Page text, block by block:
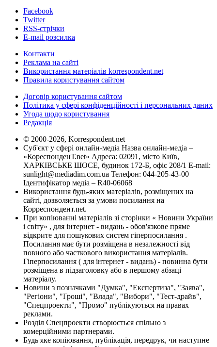
Facebook
Twitter
RSS-стрічки
E-mail розсилка
Контакти
Реклама на сайті
Використання матеріалів korrespondent.net
Правила користування сайтом
Договір користування сайтом
Політика у сфері конфіденційності і персональних даних
Угода щодо користування
Редакція
© 2000-2026, Korrespondent.net
Суб'єкт у сфері онлайн-медіа Назва онлайн-медіа –
«КореспонденТ.net» Адреса: 02091, місто Київ,
ХАРКІВСЬКЕ ШОСЕ, будинок 172-Б, офіс 208/1 E-mail:
sunlight@mediadim.com.ua Телефон: 044-205-43-00
Ідентифікатор медіа – R40-06068
Використання будь-яких матеріалів, розміщених на
сайті, дозволяється за умови посилання на
Корреспондент.net.
При копіюванні матеріалів зі сторінки « Новини України
і світу» , для інтернет - видань - обов'язкове пряме
відкрите для пошукових систем гіперпосилання .
Посилання має бути розміщена в незалежності від
повного або часткового використання матеріалів.
Гіперпосилання ( для інтернет - видань) - повинна бути
розміщена в підзаголовку або в першому абзаці
матеріалу.
Новини з позначками "Думка", "Експертиза", "Заява",
"Регіони", "Гроші", "Влада", "Вибори", "Тест-драйв",
"Спецпроекти", "Промо" публікуються на правах
реклами.
Розділ Спецпроекти створюється спільно з
комерційними партнерами.
Будь яке копіювання, публікація, передрук, чи наступне